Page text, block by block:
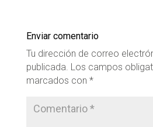
Enviar comentario
Tu dirección de correo
publicada. Los campos
marcados con *